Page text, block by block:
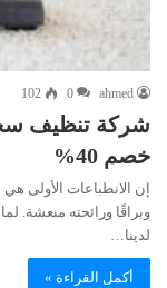
ahmed
0
102
خصم 40%
إن الانطباعات الأولى
وبراقًا ورائحته منعشة.
لدينا…
أكمل القراءة »